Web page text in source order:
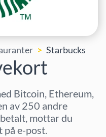
Starbucks
Bitcoin, Ethereum,
av 250 andre
mottar du
på e-post.